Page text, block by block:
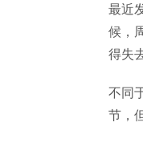
最近
候，
得失
不同
节，